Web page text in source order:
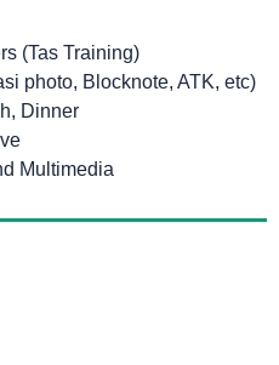
(Tas Training)
photo, Blocknote, ATK, etc)
Dinner
Multimedia